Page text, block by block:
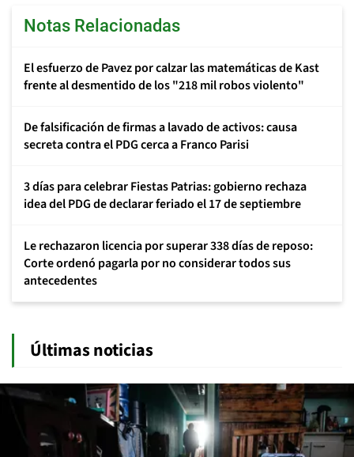
Notas Relacionadas
El esfuerzo de Pavez por calzar las matemáticas de Kast
frente al desmentido de los "218 mil robos violento"
De falsificación de firmas a lavado de activos: causa
secreta contra el PDG cerca a Franco Parisi
3 días para celebrar Fiestas Patrias: gobierno rechaza
idea del PDG de declarar feriado el 17 de septiembre
Le rechazaron licencia por superar 338 días de reposo:
Corte ordenó pagarla por no considerar todos sus
antecedentes
Últimas noticias